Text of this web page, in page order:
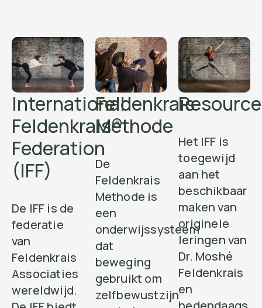
International
Feldenkrais®
Federation
(IFF)
De IFF is de
federatie
van
Feldenkrais
Associaties
wereldwijd.
Feldenkrais
Methode
De
Feldenkrais
Methode is
een
onderwijssysteem
dat
beweging
gebruikt om
zelfbewustzijn
Het IFF is
toegewijd
aan het
beschikbaar
maken van
originele
leringen van
Dr. Moshé
Feldenkrais
en